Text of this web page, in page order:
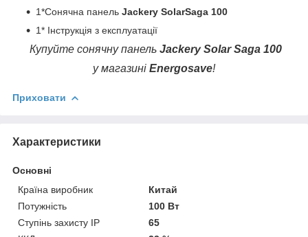
1*Сонячна панель Jackery SolarSaga 100
1* Інструкція з експлуатації
Купуйте сонячну панель Jackery Solar Saga 100
у магазині Energosave!
Приховати
Характеристики
Основні
Країна виробник
Китай
Потужність
100 Вт
Ступінь захисту IP
65